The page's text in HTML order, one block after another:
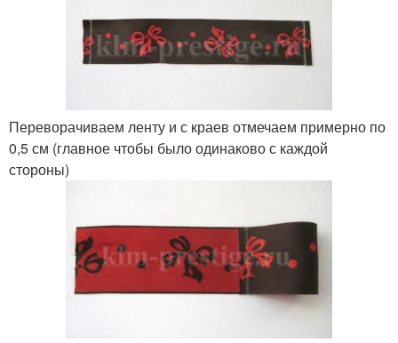
Переворачиваем ленту и с краев отмечаем примерно по
0,5 см (главное чтобы было одинаково с каждой
стороны)